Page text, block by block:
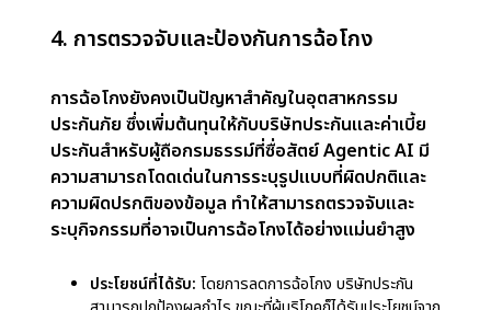
แต่ด้วย AI ขั้นตอนต่าง ๆ เช่น การยื่นเรื่อง การประเมิน
และแม่นยำ
สำหรับบริษัทประกัน:หมายถึงการประหยัดทรัพยากรและ
การลดต้นทุนการดำเนินงาน
สำหรับลูกค้า:ได้รับประโยชน์จากการแก้ไขปัญหาที่
รวดเร็วขึ้น โดยการเคลมที่เคยใช้เวลานานหลายสัปดาห์
ไว้วางใจและความพึงพอใจที่เพิ่มขึ้น